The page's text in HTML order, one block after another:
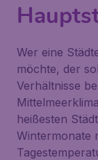
Wer eine
möchte, der
Verhältnisse
heißesten
Wintermonate